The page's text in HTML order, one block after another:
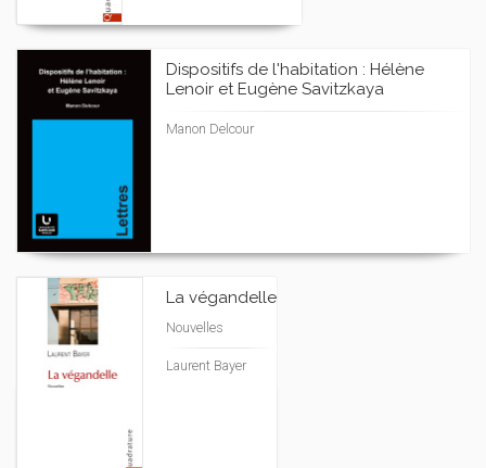
Dispositifs de l'habitation : Hélène
Lenoir et Eugène Savitzkaya
Manon Delcour
La végandelle
Nouvelles
Laurent Bayer